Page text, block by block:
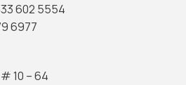
602 5554
6977
10 – 64